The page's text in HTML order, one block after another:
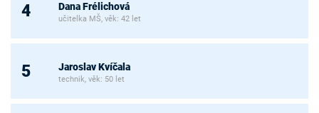
4 Dana Frélichová
učitelka MŠ, věk: 42 let
5 Jaroslav Kvíčala
technik, věk: 50 let